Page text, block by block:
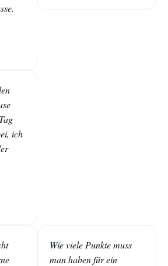
ich
Wie viele Punkte muss
man haben für ein